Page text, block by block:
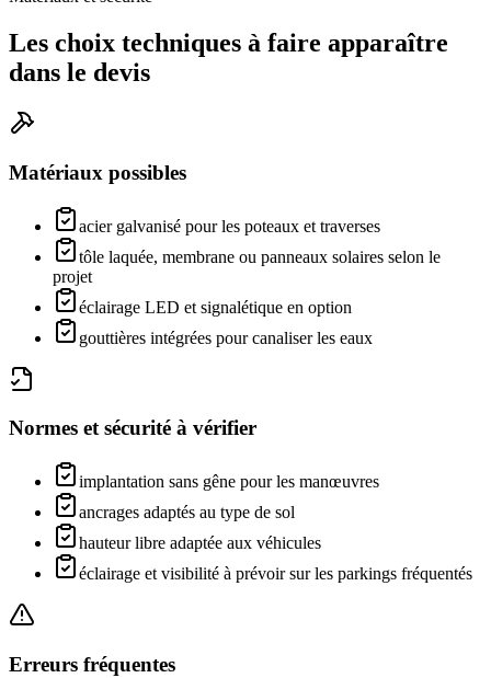
Les choix techniques à faire apparaître
dans le devis
Matériaux possibles
acier galvanisé pour les poteaux et traverses
tôle laquée, membrane ou panneaux solaires selon le
projet
éclairage LED et signalétique en option
gouttières intégrées pour canaliser les eaux
Normes et sécurité à vérifier
implantation sans gêne pour les manœuvres
ancrages adaptés au type de sol
hauteur libre adaptée aux véhicules
éclairage et visibilité à prévoir sur les parkings fréquentés
Erreurs fréquentes